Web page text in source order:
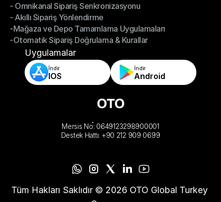
Omnichannel Yönetimi
- Omnikanal Sipariş Senkronizasyonu
- Omnikanal Sipariş Senkronizasyonu
- Akıllı Sipariş Yönlendirme
- Akıllı Sipariş Yönlendirme
-Mağaza ve Depo Tamamlama Uygulamaları
-Mağaza ve Depo Tamamlama Uygulamaları
-Otomatik Sipariş Doğrulama & Kurallar
-Otomatik Sipariş Doğrulama & Kurallar
Uygulamalar
İndir
IOS
İndir
Android
Mersis No: 0649123298900001
Destek Hattı: +90 212 909 0699
Tüm Hakları Saklıdır © 2026 OTO Global Turkey